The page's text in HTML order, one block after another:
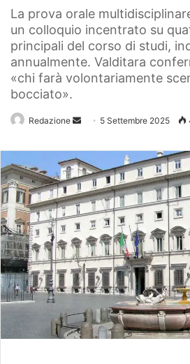
La prova orale
un colloquio incentrato su
principali del corso di studi,
annualmente. Valditara
«chi farà volontariamente
bocciato».
Redazione
Invia 5 Settembre 2025